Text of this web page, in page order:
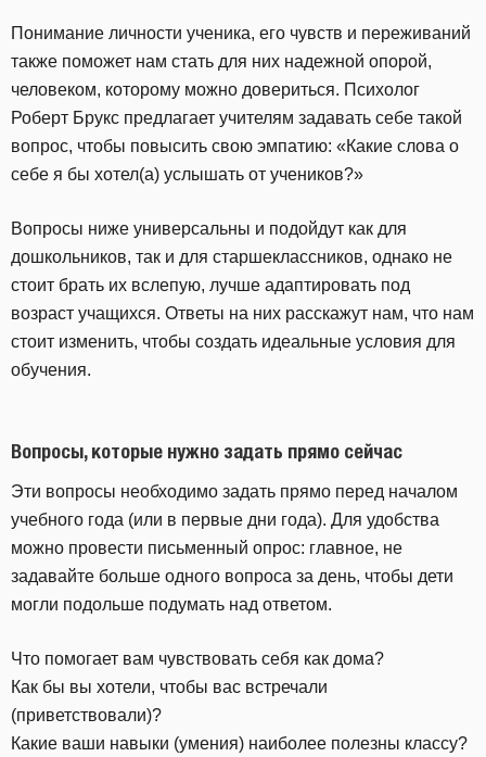
Понимание личности ученика, его чувств и переживаний
также поможет нам стать для них надежной опорой,
человеком, которому можно довериться. Психолог
Роберт Брукс предлагает учителям задавать себе такой
вопрос, чтобы повысить свою эмпатию: «Какие слова о
себе я бы хотел(а) услышать от учеников?»
Вопросы ниже универсальны и подойдут как для
дошкольников, так и для старшеклассников, однако не
стоит брать их вслепую, лучше адаптировать под
возраст учащихся. Ответы на них расскажут нам, что нам
стоит изменить, чтобы создать идеальные условия для
обучения.
Вопросы, которые нужно задать прямо сейчас
Эти вопросы необходимо задать прямо перед началом
учебного года (или в первые дни года). Для удобства
можно провести письменный опрос: главное, не
задавайте больше одного вопроса за день, чтобы дети
могли подольше подумать над ответом.
Что помогает вам чувствовать себя как дома?
Как бы вы хотели, чтобы вас встречали
(приветствовали)?
Какие ваши навыки (умения) наиболее полезны классу?